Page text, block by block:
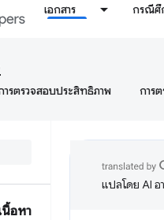
เอกสาร กรณีศึ
ารตรวจสอบประสิทธิภาพ การ
นื้อหา
แปลโดย AI